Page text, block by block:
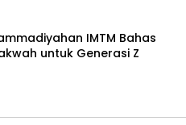
IMTM Bahas
untuk Generasi Z